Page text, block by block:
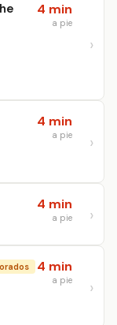
4 min
a pie
4 min
a pie
4 min
a pie
4 min
a pie